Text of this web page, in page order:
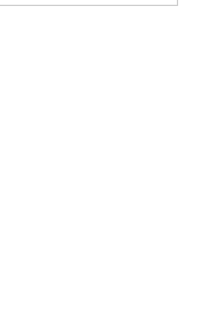
ている。歴史や製法、
特徴、代表的なウイス